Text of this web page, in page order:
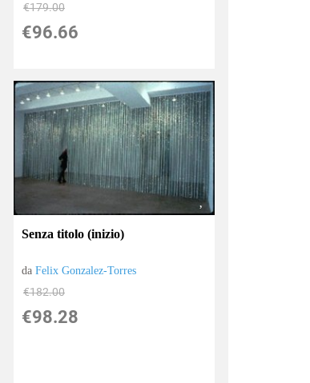
€179.00
€96.66
Senza titolo (inizio)
daFelix Gonzalez-Torres
€182.00
€98.28